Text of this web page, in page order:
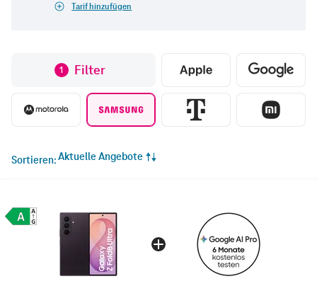
Tarif hinzufügen
1 Filter
Sortieren Aktuelle Angebote